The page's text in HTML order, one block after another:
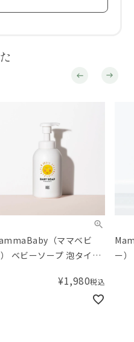
（ママベビ
ベビーソープ 泡タイプ
¥1,980税込
ー